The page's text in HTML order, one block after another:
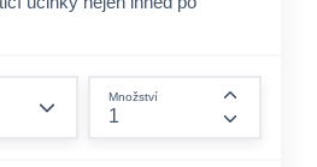
se zaměřuje na alergeny a
na površích ve veřejných
Množství